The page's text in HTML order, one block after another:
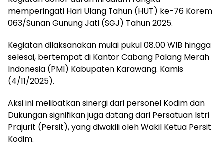
memperingati Hari Ulang Tahun (HUT) ke-76 Korem
063/Sunan Gunung Jati (SGJ) Tahun 2025.
Kegiatan dilaksanakan mulai pukul 08.00 WIB hingga
selesai, bertempat di Kantor Cabang Palang Merah
Indonesia (PMI) Kabupaten Karawang. Kamis
(4/11/2025).
Aksi ini melibatkan sinergi dari personel Kodim dan
Dukungan signifikan juga datang dari Persatuan Istri
Prajurit (Persit), yang diwakili oleh Wakil Ketua Persit
Kodim.